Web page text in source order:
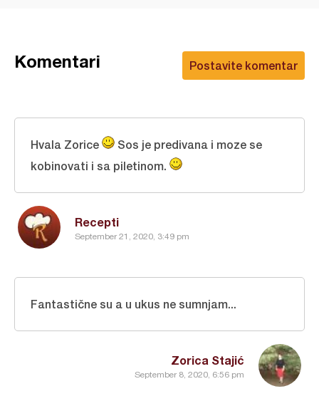
Postavite komentar
Komentari
Recepti
September 21, 2020, 3:49 pm
Hvala Zorice
Sos je predivana i moze se
kobinovati i sa piletinom.
Zorica Stajić
September 8, 2020, 6:56 pm
Fantastične su a u ukus ne sumnjam...